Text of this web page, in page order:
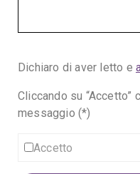
Dichiaro di aver letto e
Cliccando su
messaggio (*)
Accetto